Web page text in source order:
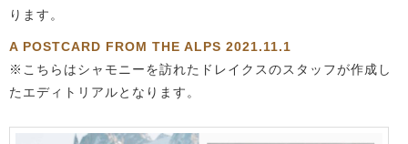
ります。
A POSTCARD FROM THE ALPS 2021.11.1
※こちらはシャモニーを訪れたドレイクスのスタッフが作成し
たエディトリアルとなります。